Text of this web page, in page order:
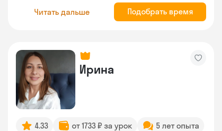
Читать дальше Подобрать время
Ирина
4.33 от 1733 ₽ за урок 5 лет опыта